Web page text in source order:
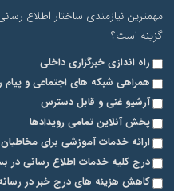
مهمترین نیازمندی ساختار اطلاع
گزینه است؟
راه اندازی خبرگزاری داخلی
همراهی شبکه های اجتماعی و پیام
آرشیو غنی و قابل دسترس
پخش آنلاین تمامی رویدادها
ارائه خدمات آموزشی برای
درج کلیه خدمات اطلاع رسانی در
کاهش هزینه های درج خبر در